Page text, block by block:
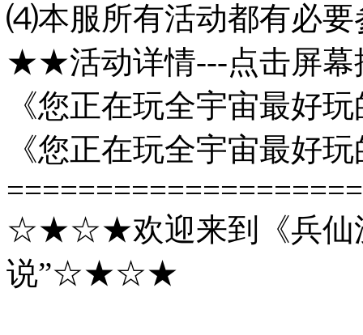
⑷本服所有活动都有必要
★★活动详情---点击屏
《您正在玩全宇宙最好
《您正在玩全宇宙最好
☆★☆★欢迎来到《兵仙沉
说”☆★☆★